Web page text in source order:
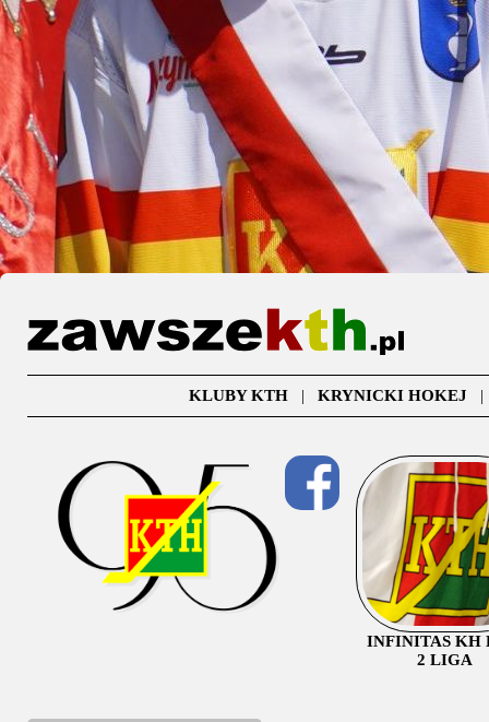
KLUBY KTH| KRYNICKI HOKEJ
INFINITAS KH
2 LIGA